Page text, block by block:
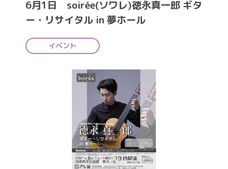
6月1日 soirée(ソワレ)徳永真一郎 ギタ
ー・リサイタル in 夢ホール
イベント